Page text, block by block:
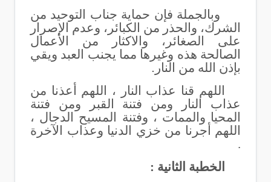
وبالجملة فإن حماية جناب التوحيد من
الشرك، والحذر من الكبائر، وعدم الإصرار
على الصغائر، والاكثار من الأعمال
الصالحة هذه وغيرها مما يجنب العبد ويقي
بإذن الله من النار .
اللهم قنا عذاب النار ، اللهم أعذنا من
عذاب النار ومن فتنة القبر ومن فتنة
المحيا والممات ، وفتنة المسيح الدجال ،
اللهم أجرنا من خزي الدنيا وعذاب الآخرة
.
الخطبة الثانية :